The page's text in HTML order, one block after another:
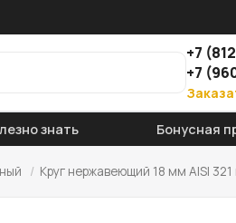
+7
+7
знать Бонусная
/ Круг нержавеющий 18 мм AISI